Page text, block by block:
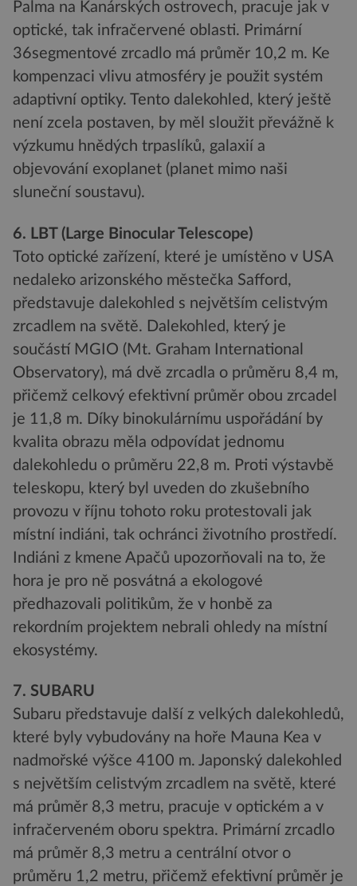
Palma na Kanárských ostrovech, pracuje jak v
optické, tak infračervené oblasti. Primární
36segmentové zrcadlo má průměr 10,2 m. Ke
kompenzaci vlivu atmosféry je použit systém
adaptivní optiky. Tento dalekohled, který ještě
není zcela postaven, by měl sloužit převážně k
výzkumu hnědých trpaslíků, galaxií a
objevování exoplanet (planet mimo naši
sluneční soustavu).
6. LBT (Large Binocular Telescope)
Toto optické zařízení, které je umístěno v USA
nedaleko arizonského městečka Safford,
představuje dalekohled s největším celistvým
zrcadlem na světě. Dalekohled, který je
součástí MGIO (Mt. Graham International
Observatory), má dvě zrcadla o průměru 8,4 m,
přičemž celkový efektivní průměr obou zrcadel
je 11,8 m. Díky binokulárnímu uspořádání by
kvalita obrazu měla odpovídat jednomu
dalekohledu o průměru 22,8 m. Proti výstavbě
teleskopu, který byl uveden do zkušebního
provozu v říjnu tohoto roku protestovali jak
místní indiáni, tak ochránci životního prostředí.
Indiáni z kmene Apačů upozorňovali na to, že
hora je pro ně posvátná a ekologové
předhazovali politikům, že v honbě za
rekordním projektem nebrali ohledy na místní
ekosystémy.
7. SUBARU
Subaru představuje další z velkých dalekohledů,
které byly vybudovány na hoře Mauna Kea v
nadmořské výšce 4100 m. Japonský dalekohled
s největším celistvým zrcadlem na světě, které
má průměr 8,3 metru, pracuje v optickém a v
infračerveném oboru spektra. Primární zrcadlo
má průměr 8,3 metru a centrální otvor o
průměru 1,2 metru, přičemž efektivní průměr je